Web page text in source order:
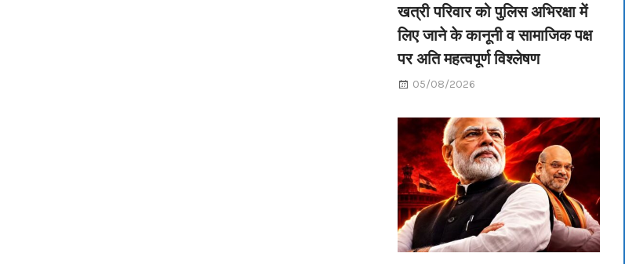
खत्री परिवार को पुलिस अभिरक्षा में
लिए जाने के कानूनी व सामाजिक पक्ष
पर अति महत्वपूर्ण विश्लेषण
05/08/2026